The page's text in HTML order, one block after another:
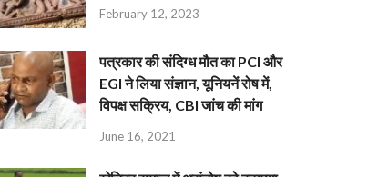
February 12, 2023
पत्रकार की संदिग्ध मौत का PCI और
EGI ने लिया संज्ञान, यूनियनें रोष में,
विपक्ष सक्रिय, CBI जांच की मांग
June 16, 2021